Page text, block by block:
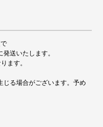
送いたします。
ます。
じる場合がございます。予め